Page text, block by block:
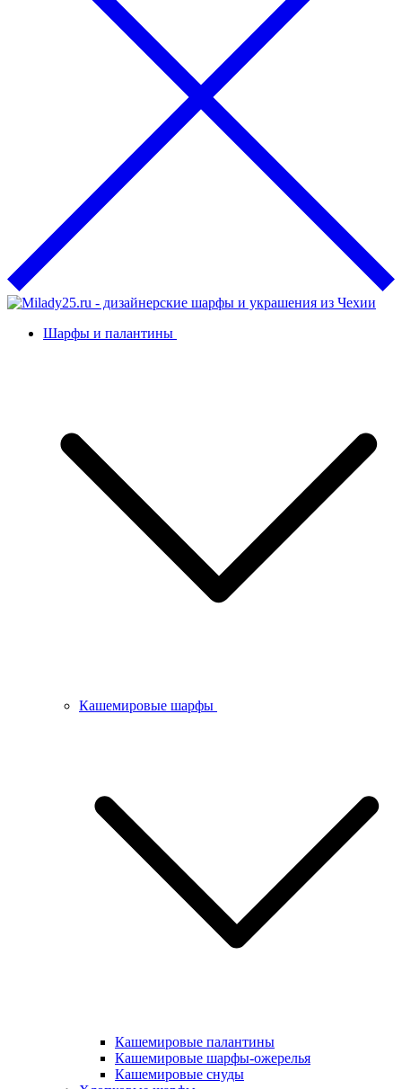
Шарфы и палантины
Кашемировые шарфы
Кашемировые палантины
Кашемировые шарфы-ожерелья
Кашемировые снуды